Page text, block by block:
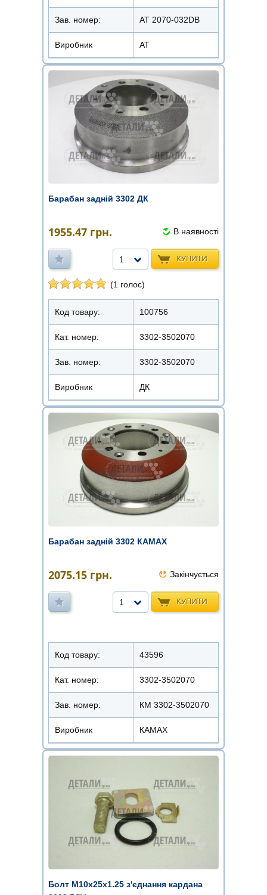
Зав. номер: AT 2070-032DB
Виробник АТ
Барабан задній 3302 ДК
1955.47 грн. В наявності
КУПИТИ
1
(1 голос)
Код товару: 100756
Кат. номер: 3302-3502070
Зав. номер: 3302-3502070
Виробник ДК
Барабан задній 3302 КАМАХ
2075.15 грн. Закінчується
КУПИТИ
1
Код товару: 43596
Кат. номер: 3302-3502070
Зав. номер: КМ 3302-3502070
Виробник КАМАХ
Болт М10х25х1.25 з'єднання кардана